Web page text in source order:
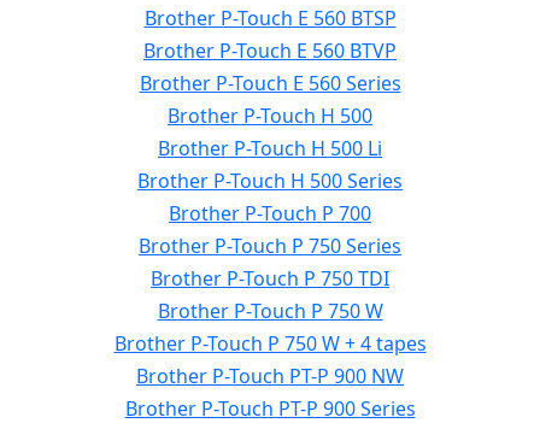
Brother P-Touch E 560 BTSP
Brother P-Touch E 560 BTVP
Brother P-Touch E 560 Series
Brother P-Touch H 500
Brother P-Touch H 500 Li
Brother P-Touch H 500 Series
Brother P-Touch P 700
Brother P-Touch P 750 Series
Brother P-Touch P 750 TDI
Brother P-Touch P 750 W
Brother P-Touch P 750 W + 4 tapes
Brother P-Touch PT-P 900 NW
Brother P-Touch PT-P 900 Series